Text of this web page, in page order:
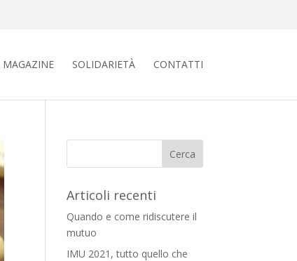
MAGAZINE SOLIDARIETÀ CONTATTI
Articoli recenti
Quando e come ridiscutere il
mutuo
IMU 2021, tutto quello che